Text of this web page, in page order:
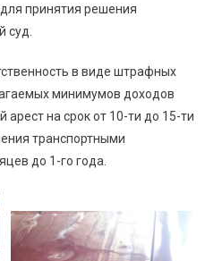
принятия решения
суд.
в виде штрафных
минимумов доходов
на срок от 10-ти до 15-ти
транспортными
до 1-го года.